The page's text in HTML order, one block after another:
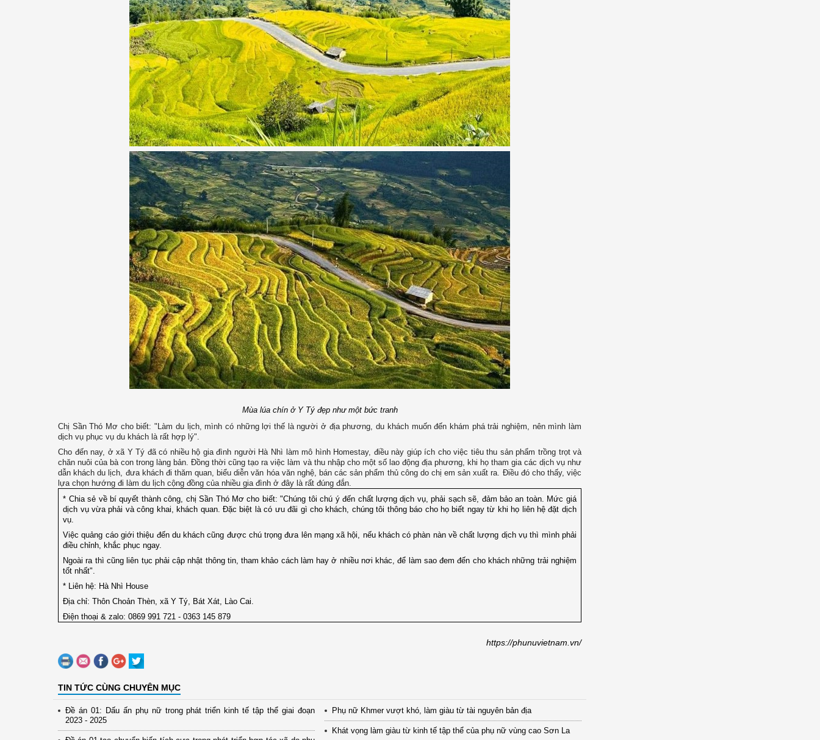
Mùa lúa chín ở Y Tý đẹp như một bức tranh
Chị Sần Thó Mơ cho biết: "Làm du lịch, mình có những lợi thế là người ở địa phương, du khách muốn đến khám phá trải nghiệm, nên mình làm
dịch vụ phục vụ du khách là rất hợp lý".
Cho đến nay, ở xã Y Tý đã có nhiều hộ gia đình người Hà Nhì làm mô hình Homestay, điều này giúp ích cho việc tiêu thu sản phẩm trồng trọt và
chăn nuôi của bà con trong làng bản. Đồng thời cũng tạo ra việc làm và thu nhập cho một số lao động địa phương, khi họ tham gia các dịch vụ như
dẫn khách du lịch, đưa khách đi thăm quan, biểu diễn văn hóa văn nghệ, bán các sản phẩm thủ công do chị em sản xuất ra. Điều đó cho thấy, việc
lựa chọn hướng đi làm du lịch cộng đồng của nhiều gia đình ở đây là rất đúng đắn.
* Chia sẻ về bí quyết thành công, chị Sần Thó Mơ cho biết: "Chúng tôi chú ý đến chất lượng dịch vụ, phải sạch sẽ, đảm bảo an toàn. Mức giá
dịch vụ vừa phải và công khai, khách quan. Đặc biệt là có ưu đãi gì cho khách, chúng tôi thông báo cho họ biết ngay từ khi họ liên hệ đặt dịch
vụ.
Việc quảng cáo giới thiệu đến du khách cũng được chú trọng đưa lên mạng xã hội, nếu khách có phàn nàn về chất lượng dịch vụ thì mình phải
điều chỉnh, khắc phục ngay.
Ngoài ra thì cũng liên tục phải cập nhật thông tin, tham khảo cách làm hay ở nhiều nơi khác, để làm sao đem đến cho khách những trải nghiệm
tốt nhất".
* Liên hệ: Hà Nhì House
Địa chỉ: Thôn Choản Thèn, xã Y Tý, Bát Xát, Lào Cai.
Điện thoại & zalo: 0869 991 721 - 0363 145 879
https://phunuvietnam.vn/
TIN TỨC CÙNG CHUYÊN MỤC
Đề án 01: Dấu ấn phụ nữ trong phát triển kinh tế tập thể giai đoạn
2023 - 2025
Phụ nữ Khmer vượt khó, làm giàu từ tài nguyên bản địa
Khát vọng làm giàu từ kinh tế tập thể của phụ nữ vùng cao Sơn La